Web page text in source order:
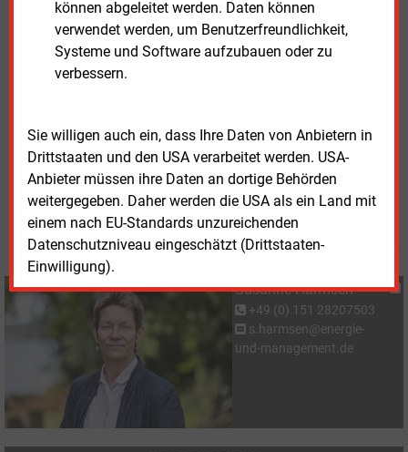
können abgeleitet werden. Daten können
verwendet werden, um Benutzerfreundlichkeit,
Systeme und Software aufzubauen oder zu
verbessern.
Sie willigen auch ein, dass Ihre Daten von Anbietern in
Drittstaaten und den USA verarbeitet werden. USA-
Anbieter müssen ihre Daten an dortige Behörden
weitergegeben. Daher werden die USA als ein Land mit
einem nach EU-Standards unzureichenden
Datenschutzniveau eingeschätzt (Drittstaaten-
Einwilligung).
Finanzierungsmodelle angewiesen, da ihre
Eigenmittel begrenzt und der Zugang zu
Kapitalmärkten eingeschränkt sei. Partnerschaften
Susanne Harmsen
Susanne Harmsen
+49 (0) 151 28207503
s.harmsen@energie-
und-management.de